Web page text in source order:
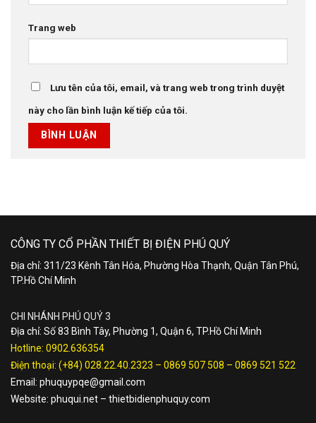
Trang web
Lưu tên của tôi, email, và trang web trong trình duyệt
này cho lần bình luận kế tiếp của tôi.
CÔNG TY CỔ PHẦN THIẾT BỊ ĐIỆN PHÚ QUÝ
Địa chỉ: 311/23 Kênh Tân Hóa, Phường Hòa Thạnh, Quận Tân Phú,
TP.Hồ Chí Minh
CHI NHÁNH PHÚ QUÝ 3
Địa chỉ: Số 83 Bình Tây, Phường 1, Quận 6, TP.Hồ Chí Minh
Hotline: 0902.636354
Điện thoại: (+84) 028.22.40.2323 – 0869 507 508 – 0869 521 522
Email: phuquypqe@gmail.com
Website: phuqui.net – thietbidienphuquy.com